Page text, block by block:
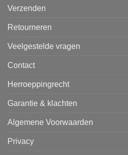
Verzenden
Retourneren
Veelgestelde vragen
Contact
Herroeppingrecht
Garantie & klachten
Algemene Voorwaarden
Privacy